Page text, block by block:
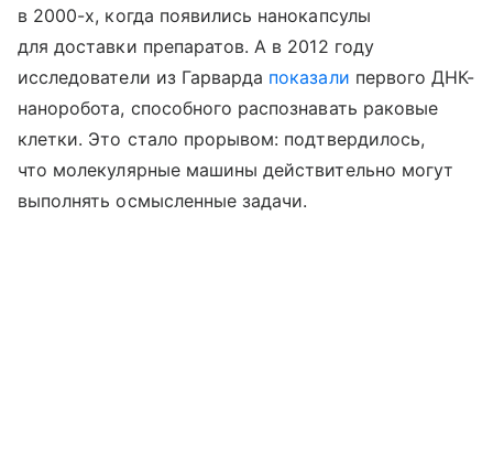
в 2000-х, когда появились нанокапсулы
для доставки препаратов. А в 2012 году
исследователи из Гарварда показали первого ДНК-
наноробота, способного распознавать раковые
клетки. Это стало прорывом: подтвердилось,
что молекулярные машины действительно могут
выполнять осмысленные задачи.